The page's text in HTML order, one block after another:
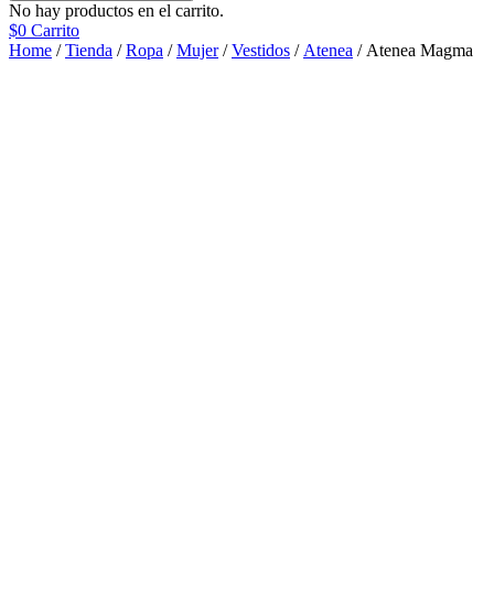
No hay productos en el carrito.
$0 Carrito
Home /Tienda /Ropa /Mujer/Vestidos / Atenea / Atenea Magma